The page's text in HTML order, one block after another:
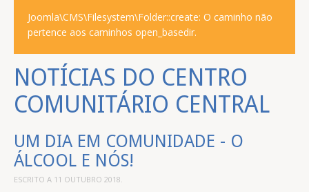
Joomla\CMS\Filesystem\Folder::create: O caminho não
pertence aos caminhos open_basedir.
NOTÍCIAS DO CENTRO
COMUNITÁRIO CENTRAL
UM DIA EM COMUNIDADE - O
ÁLCOOL E NÓS!
ESCRITO A 11 OUTUBRO 2018.